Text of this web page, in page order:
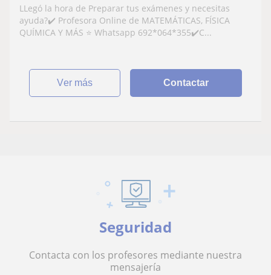
LLegó la hora de Preparar tus exámenes y necesitas
ayuda?✔️ Profesora Online de MATEMÁTICAS, FÍSICA
QUÍMICA Y MÁS ⭐ Whatsapp 692*064*355✔️C...
ver más Contactar
Seguridad
Contacta con los profesores mediante nuestra
mensajería